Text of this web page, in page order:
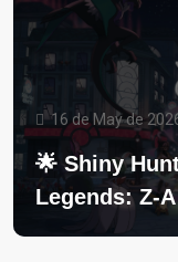
16 de May de
🌟 Shiny
Legends: Z-